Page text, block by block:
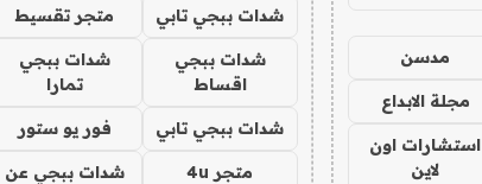
مدسن
مجلة الابداع
استشارات اون
لاين
شدات ببجي تابي متجر تقسيط
شدات ببجي
اقساط
شدات ببجي
تمارا
شدات ببجي تابي فور يو ستور
متجر 4u شدات ببجي عن